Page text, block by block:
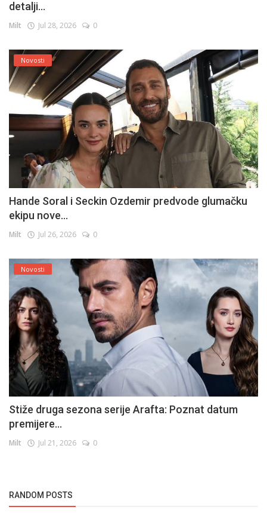
detalji...
Milt Jul 28, 2026 0
Novosti
Hande Soral i Seckin Ozdemir predvode glumačku
ekipu nove...
Milt Jul 26, 2026 0
Novosti
Stiže druga sezona serije Arafta: Poznat datum
premijere...
Milt Jul 21, 2026 0
RANDOM POSTS